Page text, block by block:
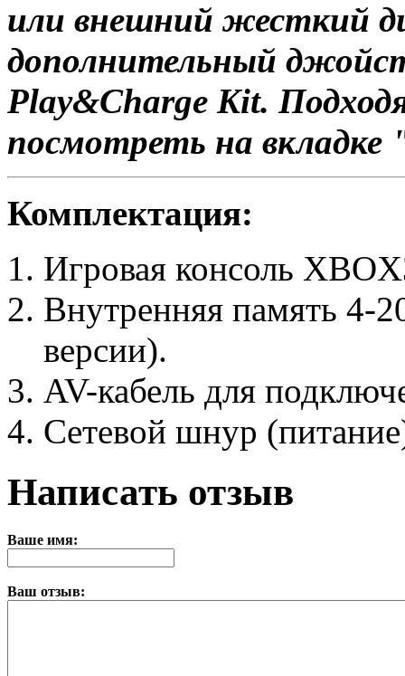
или внешний жесткий
дополнительный
Play&Charge Kit.
посмотреть на
Комплектация:
Игровая консоль
Внутренняя память 4-
версии).
AV-кабель для
Сетевой шнур
Написать отзыв
Ваше имя:
Ваш отзыв: